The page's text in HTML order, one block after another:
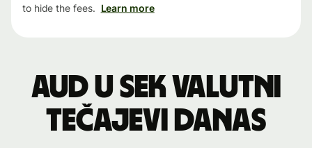
to hide the fees. Learn more
AUD u SEK valutni
tečajevi danas